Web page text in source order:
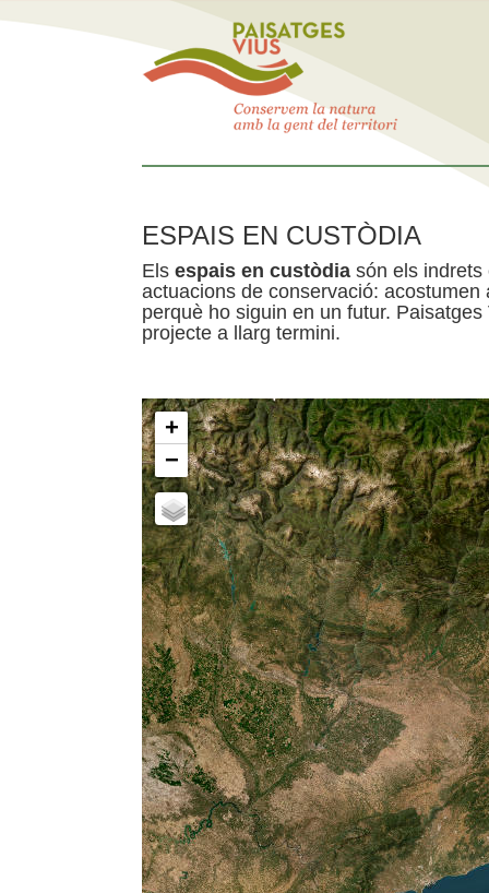
ESPAIS EN CUSTÒDIA
Els espais en custòdia són els indrets
actuacions de conservació:
perquè ho siguin en un futur.
projecte a llarg termini.
+
−